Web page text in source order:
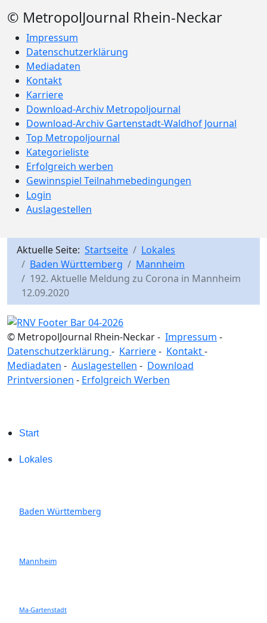
© MetropolJournal Rhein-Neckar
Impressum
Datenschutzerklärung
Mediadaten
Kontakt
Karriere
Download-Archiv Metropoljournal
Download-Archiv Gartenstadt-Waldhof Journal
Top Metropoljournal
Kategorieliste
Erfolgreich werben
Gewinnspiel Teilnahmebedingungen
Login
Auslagestellen
Aktuelle Seite: Startseite
Lokales
Baden Württemberg
Mannheim
192. Aktuelle Meldung zu Corona in Mannheim
12.09.2020
© MetropolJournal Rhein-Neckar - Impressum -
Datenschutzerklärung - Karriere- Kontakt-
Mediadaten - Auslagestellen - Download
Printversionen - Erfolgreich Werben
Start
Lokales
Baden Württemberg
Mannheim
Ma-Gartenstadt